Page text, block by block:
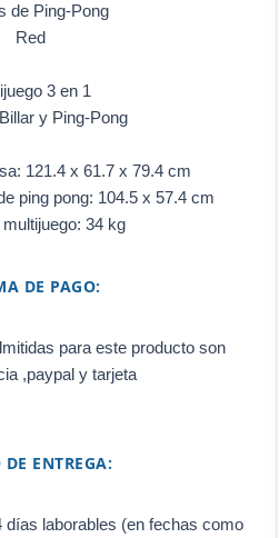
de Ping-Pong
Red
3 en 1
y Ping-Pong
121.4 x 61.7 x 79.4 cm
ping pong: 104.5 x 57.4 cm
multijuego: 34 kg
DE PAGO:
para este producto son
,paypal y tarjeta
DE ENTREGA:
días laborables (en fechas como